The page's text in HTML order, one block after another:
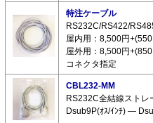
特注ケーブル
RS232C/RS422/
屋内用：8,500円
屋外用：8,500円
コネクタ指定
CBL232-MM
RS232C全結線スト
Dsub9P(ｵｽ/ｲﾝﾁ) ―